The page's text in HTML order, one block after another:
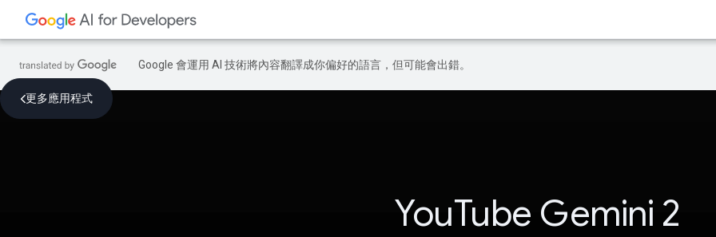
Google 會運用 AI 技術將內容翻譯成你偏好的語言，但可能會出錯。
更多應用程式
YouTube Gemini 2